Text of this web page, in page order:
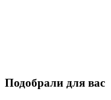
Подобрали для вас